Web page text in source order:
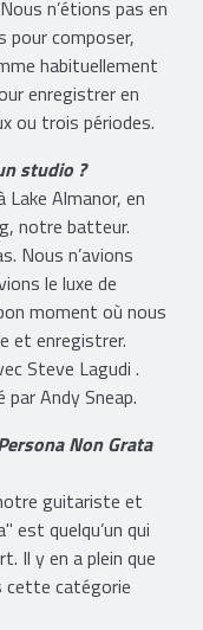
n’étions pas en
pour composer,
habituellement
enregistrer en
ou trois périodes.
studio ?
Almanor, en
notre batteur.
Nous n’avions
le luxe de
moment où nous
et enregistrer.
Steve Lagudi .
Andy Sneap.
Non Grata
guitariste et
est quelqu’un qui
Il y en a plein que
cette catégorie